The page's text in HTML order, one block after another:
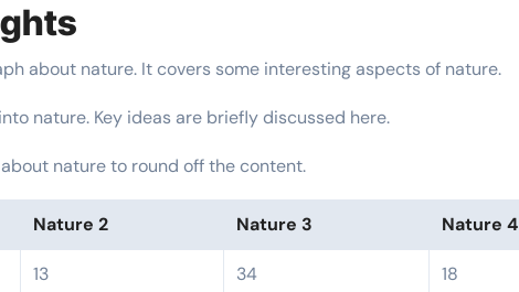
about nature. It covers some interesting aspects of nature.
nature. Key ideas are briefly discussed here.
nature to round off the content.
Nature 2 Nature 3 Nature 4
13 34 18